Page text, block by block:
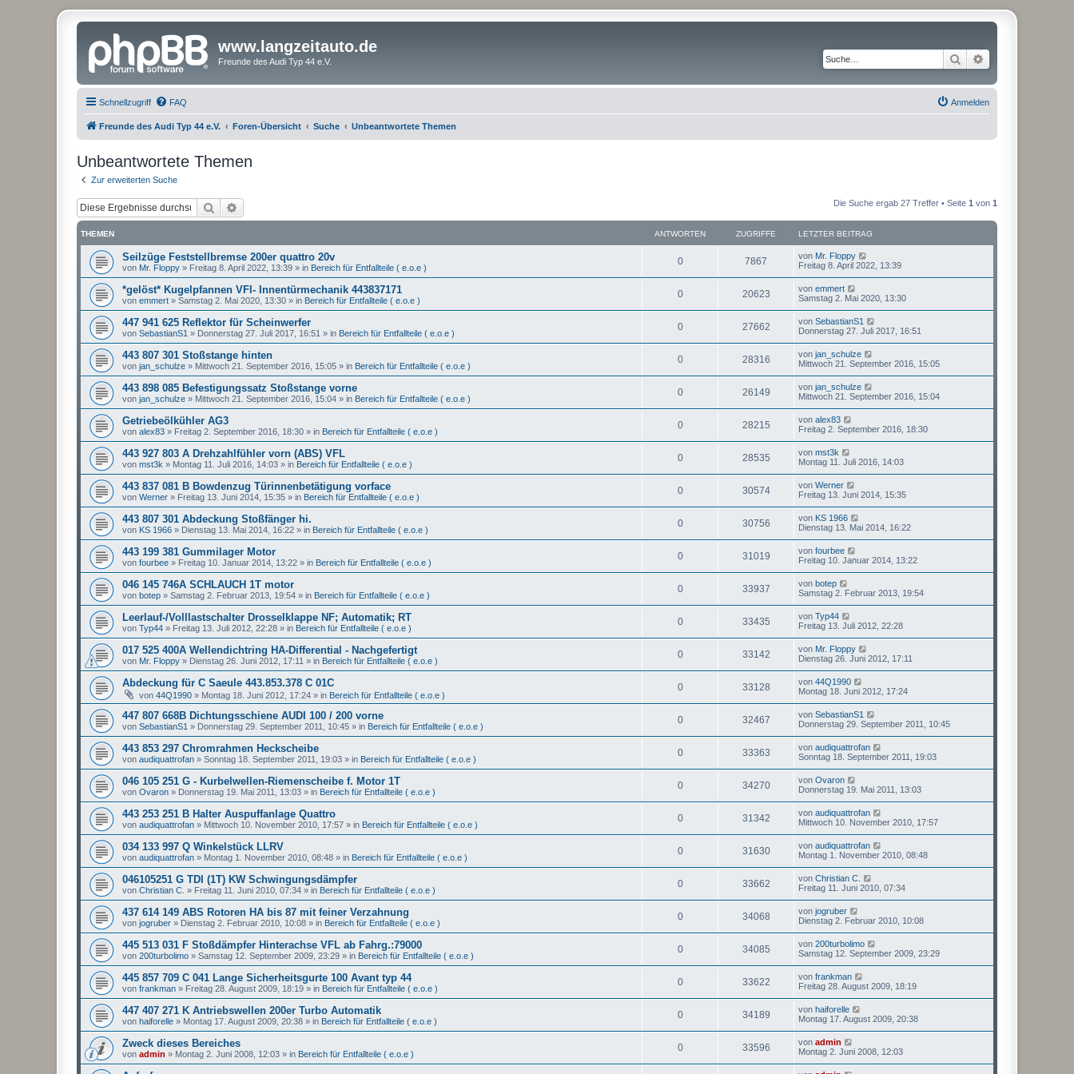
www.langzeitauto.de
Freunde des Audi Typ 44 e.V. Suche
Schnellzugriff FAQ Anmelden
Freunde des Audi Typ 44 e.V. Foren-Übersicht Suche Unbeantwortete Themen
Unbeantwortete Themen
Zur erweiterten Suche
Suche Die Suche ergab 27 Treffer • Seite 1 von 1
THEMEN ANTWORTEN ZUGRIFFE LETZTER BEITRAG
Seilzüge Feststellbremse 200er quattro 20v
von Mr. Floppy » Freitag 8. April 2022, 13:39 » in Bereich für Entfallteile ( e.o.e )
0 7867 von Mr. Floppy
Freitag 8. April 2022, 13:39
*gelöst* Kugelpfannen VFl- Innentürmechanik 443837171
von emmert » Samstag 2. Mai 2020, 13:30 » in Bereich für Entfallteile ( e.o.e )
0 20623 von emmert
Samstag 2. Mai 2020, 13:30
447 941 625 Reflektor für Scheinwerfer
von SebastianS1 » Donnerstag 27. Juli 2017, 16:51 » in Bereich für Entfallteile ( e.o.e )
0 27662 von SebastianS1
Donnerstag 27. Juli 2017, 16:51
443 807 301 Stoßstange hinten
von jan_schulze » Mittwoch 21. September 2016, 15:05 » in Bereich für Entfallteile ( e.o.e )
0 28316 von jan_schulze
Mittwoch 21. September 2016, 15:05
443 898 085 Befestigungssatz Stoßstange vorne
von jan_schulze » Mittwoch 21. September 2016, 15:04 » in Bereich für Entfallteile ( e.o.e )
0 26149 von jan_schulze
Mittwoch 21. September 2016, 15:04
Getriebeölkühler AG3
von alex83 » Freitag 2. September 2016, 18:30 » in Bereich für Entfallteile ( e.o.e )
0 28215 von alex83
Freitag 2. September 2016, 18:30
443 927 803 A Drehzahlfühler vorn (ABS) VFL
von mst3k » Montag 11. Juli 2016, 14:03 » in Bereich für Entfallteile ( e.o.e )
0 28535 von mst3k
Montag 11. Juli 2016, 14:03
443 837 081 B Bowdenzug Türinnenbetätigung vorface
von Werner » Freitag 13. Juni 2014, 15:35 » in Bereich für Entfallteile ( e.o.e )
0 30574 von Werner
Freitag 13. Juni 2014, 15:35
443 807 301 Abdeckung Stoßfänger hi.
von KS 1966 » Dienstag 13. Mai 2014, 16:22 » in Bereich für Entfallteile ( e.o.e )
0 30756 von KS 1966
Dienstag 13. Mai 2014, 16:22
443 199 381 Gummilager Motor
von fourbee » Freitag 10. Januar 2014, 13:22 » in Bereich für Entfallteile ( e.o.e )
0 31019 von fourbee
Freitag 10. Januar 2014, 13:22
046 145 746A SCHLAUCH 1T motor
von botep » Samstag 2. Februar 2013, 19:54 » in Bereich für Entfallteile ( e.o.e )
0 33937 von botep
Samstag 2. Februar 2013, 19:54
Leerlauf-/Volllastschalter Drosselklappe NF; Automatik; RT
von Typ44 » Freitag 13. Juli 2012, 22:28 » in Bereich für Entfallteile ( e.o.e )
0 33435 von Typ44
Freitag 13. Juli 2012, 22:28
017 525 400A Wellendichtring HA-Differential - Nachgefertigt
von Mr. Floppy » Dienstag 26. Juni 2012, 17:11 » in Bereich für Entfallteile ( e.o.e )
0 33142 von Mr. Floppy
Dienstag 26. Juni 2012, 17:11
Abdeckung für C Saeule 443.853.378 C 01C
von 44Q1990 » Montag 18. Juni 2012, 17:24 » in Bereich für Entfallteile ( e.o.e )
0 33128 von 44Q1990
Montag 18. Juni 2012, 17:24
447 807 668B Dichtungsschiene AUDI 100 / 200 vorne
von SebastianS1 » Donnerstag 29. September 2011, 10:45 » in Bereich für Entfallteile ( e.o.e )
0 32467 von SebastianS1
Donnerstag 29. September 2011, 10:45
443 853 297 Chromrahmen Heckscheibe
von audiquattrofan » Sonntag 18. September 2011, 19:03 » in Bereich für Entfallteile ( e.o.e )
0 33363 von audiquattrofan
Sonntag 18. September 2011, 19:03
046 105 251 G - Kurbelwellen-Riemenscheibe f. Motor 1T
von Ovaron » Donnerstag 19. Mai 2011, 13:03 » in Bereich für Entfallteile ( e.o.e )
0 34270 von Ovaron
Donnerstag 19. Mai 2011, 13:03
443 253 251 B Halter Auspuffanlage Quattro
von audiquattrofan » Mittwoch 10. November 2010, 17:57 » in Bereich für Entfallteile ( e.o.e )
0 31342 von audiquattrofan
Mittwoch 10. November 2010, 17:57
034 133 997 Q Winkelstück LLRV
von audiquattrofan » Montag 1. November 2010, 08:48 » in Bereich für Entfallteile ( e.o.e )
0 31630 von audiquattrofan
Montag 1. November 2010, 08:48
046105251 G TDI (1T) KW Schwingungsdämpfer
von Christian C. » Freitag 11. Juni 2010, 07:34 » in Bereich für Entfallteile ( e.o.e )
0 33662 von Christian C.
Freitag 11. Juni 2010, 07:34
437 614 149 ABS Rotoren HA bis 87 mit feiner Verzahnung
von jogruber » Dienstag 2. Februar 2010, 10:08 » in Bereich für Entfallteile ( e.o.e )
0 34068 von jogruber
Dienstag 2. Februar 2010, 10:08
445 513 031 F Stoßdämpfer Hinterachse VFL ab Fahrg.:79000
von 200turbolimo » Samstag 12. September 2009, 23:29 » in Bereich für Entfallteile ( e.o.e )
0 34085 von 200turbolimo
Samstag 12. September 2009, 23:29
445 857 709 C 041 Lange Sicherheitsgurte 100 Avant typ 44
von frankman » Freitag 28. August 2009, 18:19 » in Bereich für Entfallteile ( e.o.e )
0 33622 von frankman
Freitag 28. August 2009, 18:19
447 407 271 K Antriebswellen 200er Turbo Automatik
von haiforelle » Montag 17. August 2009, 20:38 » in Bereich für Entfallteile ( e.o.e )
0 34189 von haiforelle
Montag 17. August 2009, 20:38
Zweck dieses Bereiches
von admin » Montag 2. Juni 2008, 12:03 » in Bereich für Entfallteile ( e.o.e )
0 33596 von admin
Montag 2. Juni 2008, 12:03